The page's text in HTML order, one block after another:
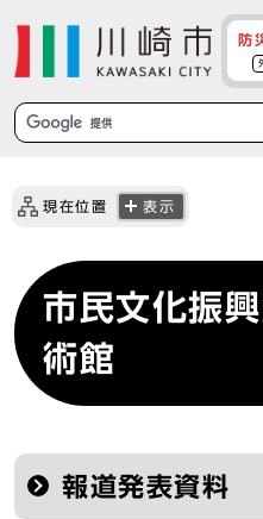
防
現在位置 表示
市民文化振
術館
報道発表資料